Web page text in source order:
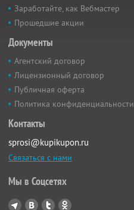
Заработайте, как Вебмастер
Прошедшие акции
Документы
Агентский договор
Лицензионный договор
Публичная оферта
Политика конфиденциальности
Контакты
sprosi@kupikupon.ru
Связаться с нами
Мы в Соцсетях